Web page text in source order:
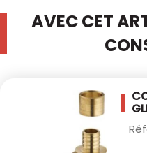
AVEC CET